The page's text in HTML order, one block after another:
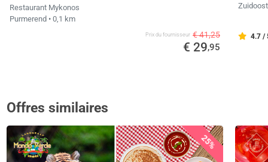
Restaurant Mykonos
Purmerend • 0,1 km
Prix ​​du fournisseur € 41,25
€ 29,95
4.7 /
Offres similaires
25%